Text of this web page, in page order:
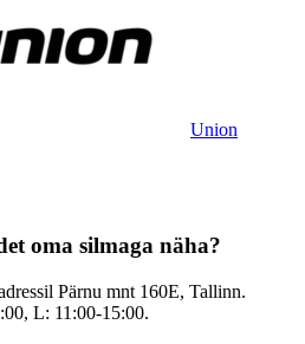
Union
oma silmaga näha?
Pärnu mnt 160E, Tallinn.
L: 11:00-15:00.